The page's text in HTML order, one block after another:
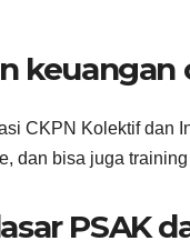
keuangan
CKPN Kolektif dan
dan bisa juga
PSAK